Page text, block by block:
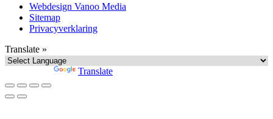
Webdesign Vanoo Media
Sitemap
Privacyverklaring
Translate »
Translate